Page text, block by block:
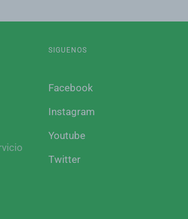
SIGUENOS
Facebook
Instagram
Youtube
Twitter